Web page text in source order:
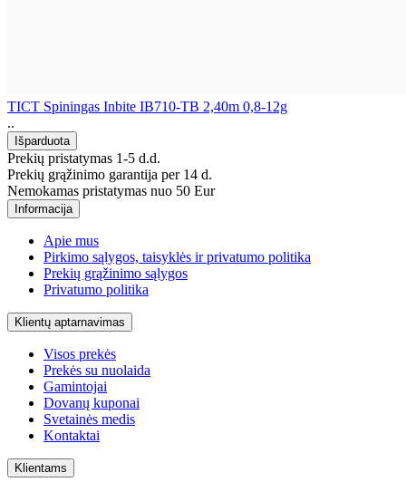
TICT Spiningas Inbite IB710-TB 2,40m 0,8-12g
..
Prekių pristatymas 1-5 d.d.
Prekių grąžinimo garantija per 14 d.
Nemokamas pristatymas nuo 50 Eur
Informacija
Apie mus
Pirkimo sąlygos, taisyklės ir privatumo politika
Prekių grąžinimo sąlygos
Privatumo politika
Klientų aptarnavimas
Visos prekės
Prekės su nuolaida
Gamintojai
Dovanų kuponai
Svetainės medis
Kontaktai
Klientams